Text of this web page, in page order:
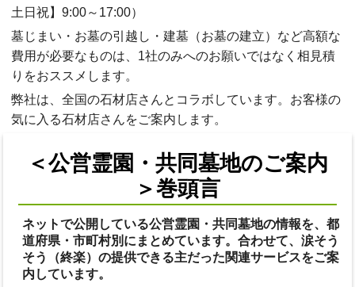
土日祝】9:00～17:00）
墓じまい・お墓の引越し・建墓（お墓の建立）など高額な
費用が必要なものは、1社のみへのお願いではなく相見積
りをおススメします。
弊社は、全国の石材店さんとコラボしています。お客様の
気に入る石材店さんをご案内します。
＜公営霊園・共同墓地のご案内
＞巻頭言
ネットで公開している公営霊園・共同墓地の情報を、都
道府県・市町村別にまとめています。合わせて、涙そう
そう（終楽）の提供できる主だった関連サービスをご案
内しています。